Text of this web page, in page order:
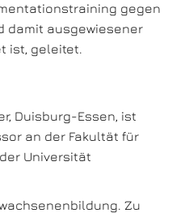
gegen
damit ausgewiesener
ist, geleitet.
Duisburg-Essen, ist
an der Fakultät für
Universität
Zu